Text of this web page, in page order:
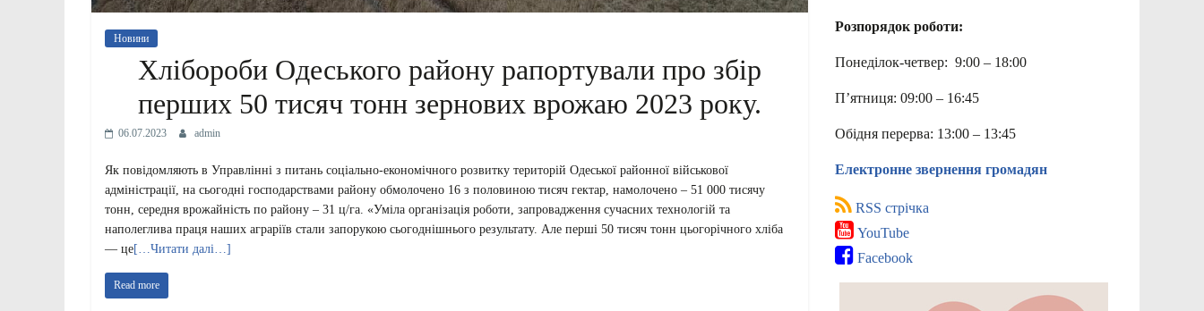
Новини
Хлібороби Одеського району рапортували про збір
перших 50 тисяч тонн зернових врожаю 2023 року.
06.07.2023 admin
Як повідомляють в Управлінні з питань соціально-економічного розвитку територій Одеської районної військової
адміністрації, на сьогодні господарствами району обмолочено 16 з половиною тисяч гектар, намолочено – 51 000 тисячу
тонн, середня врожайність по району – 31 ц/га. «Уміла організація роботи, запровадження сучасних технологій та
наполеглива праця наших аграріїв стали запорукою сьогоднішнього результату. Але перші 50 тисяч тонн цьогорічного хліба
— це[…Читати далі…]
Read more
Розпорядок роботи:
Понеділок-четвер: 9:00 – 18:00
П’ятниця: 09:00 – 16:45
Обідня перерва: 13:00 – 13:45
Електронне звернення громадян
RSS стрічка
YouTube
Facebook